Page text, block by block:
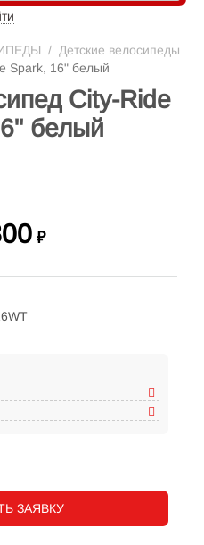
/ Детские велосипеды
Spark, 16" белый
City-Ride
белый
₽
ЗАЯВКУ